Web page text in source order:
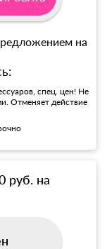
на
спец. цен! Не
Отменяет действие
руб. на